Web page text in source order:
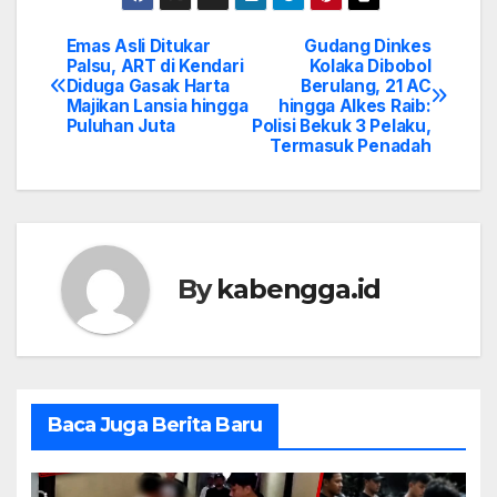
Post
navigation
Gudang Dinkes
Kolaka Dibobol
Berulang, 21 AC
hingga Alkes Raib:
Polisi Bekuk 3 Pelaku,
Termasuk Penadah
Emas Asli Ditukar
Palsu, ART di Kendari
Diduga Gasak Harta
Majikan Lansia hingga
Puluhan Juta
Bykabengga.id
Baca Juga Berita Baru